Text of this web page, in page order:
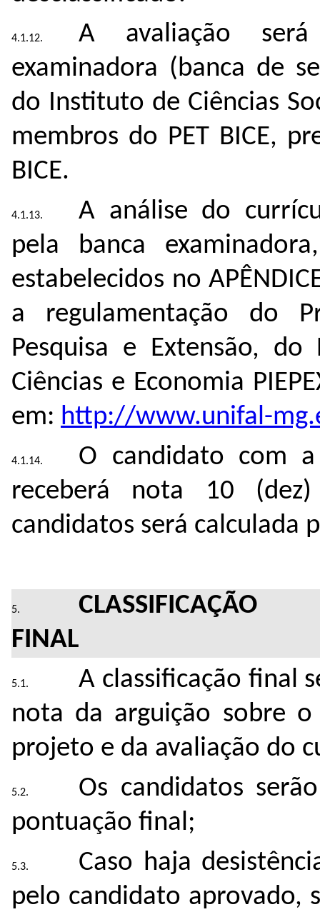
A avaliação
examinadora (banca de
do Instituto de Ciências
membros do PET BICE,
BICE.
A análise do
pela banca
estabelecidos no
a regulamentação do
Pesquisa e Extensão,
Ciências e Economia
em: http://www.unifal-
O candidato com
receberá nota 10
candidatos será calculada
CLASSIFICAÇÃO
A classificação final
nota da arguição sobre o
projeto e da avaliação do
Os candidatos
pontuação final;
Caso haja
pelo candidato aprovado,